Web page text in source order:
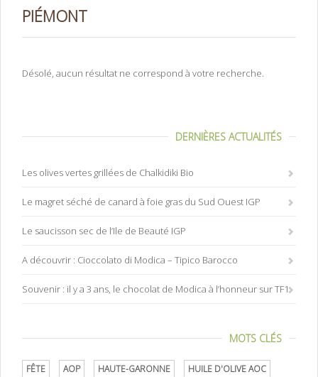
PIÉMONT
Désolé, aucun résultat ne correspond à votre recherche.
DERNIÈRES ACTUALITÉS
Les olives vertes grillées de Chalkidiki Bio
Le magret séché de canard à foie gras du Sud Ouest IGP
Le saucisson sec de l’Ile de Beauté IGP
A découvrir : Cioccolato di Modica – Tipico Barocco
Souvenir : il y a 3 ans, le chocolat de Modica à l’honneur sur TF1
MOTS CLÉS
FÊTE AOP HAUTE-GARONNE HUILE D'OLIVE AOC